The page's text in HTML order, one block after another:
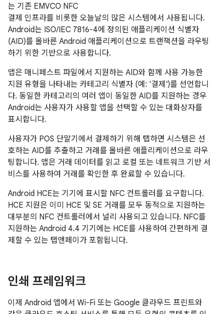
는 기존 EMVCO NFC
결제 인프라를 비롯한 오늘날의 많은 시스템에서 사용됩니다.
Android는 ISO/IEC 7816-4에 정의된 애플리케이션 식별자
(AID)를 올바른 Android 애플리케이션으로 트랜잭션을 라우팅
하기 위한 기반으로 사용합니다.
앱은 매니페스트 파일에서 지원하는 AID와 함께 사용 가능한
지원 유형을 나타내는 카테고리 식별자 (예: '결제')를 선언합니
다. 동일한 카테고리의 여러 앱이 동일한 AID를 지원하는 경우
Android는 사용자가 사용할 앱을 선택할 수 있는 대화상자를
표시합니다.
사용자가 POS 단말기에서 결제하기 위해 탭하면 시스템은 선
호하는 AID를 추출하고 거래를 올바른 애플리케이션으로 라우
팅합니다. 앱은 거래 데이터를 읽고 로컬 또는 네트워크 기반 서
비스를 사용하여 거래를 확인한 후 완료할 수 있습니다.
Android HCE는 기기에 표시할 NFC 컨트롤러를 요구합니다.
HCE 지원은 이미 HCE 및 SE 거래를 모두 동적으로 지원하는
대부분의 NFC 컨트롤러에서 널리 사용되고 있습니다. NFC를
지원하는 Android 4.4 기기에는 HCE를 사용하여 간편하게 결
제할 수 있는 탭앤페이가 포함됩니다.
인쇄 프레임워크
이제 Android 앱에서 Wi-Fi 또는 Google 클라우드 프린트와